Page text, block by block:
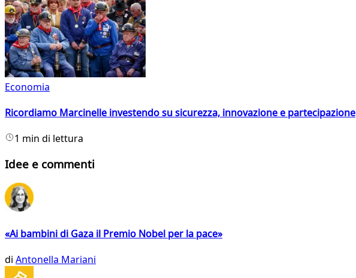
Economia
Ricordiamo Marcinelle investendo su sicurezza, innovazione e partecipazione
1 min di lettura
Idee e commenti
«Ai bambini di Gaza il Premio Nobel per la pace»
di Antonella Mariani